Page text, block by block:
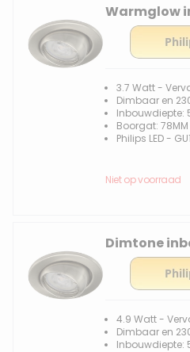
Warmglow
3.7 Watt -
Dimbaar en
Inbouwdiepte:
Boorgat:
Philips LED -
Niet op voorraad
Dimtone
4.9 Watt -
Dimbaar en
Inbouwdiepte: